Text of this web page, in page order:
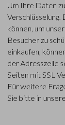
Um Ihre Daten
können, um
Besucher zu
einkaufen,
der Adresszeile
Seiten mit SSL
Für weitere
Sie bitte in